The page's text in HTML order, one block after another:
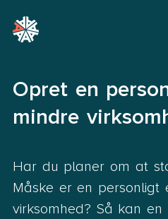
Opret en
mindre
Har du planer om at
Måske er en personligt
virksomhed? Så kan